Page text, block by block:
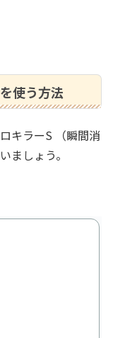
使う方法
キラーS （瞬間消
ましょう。